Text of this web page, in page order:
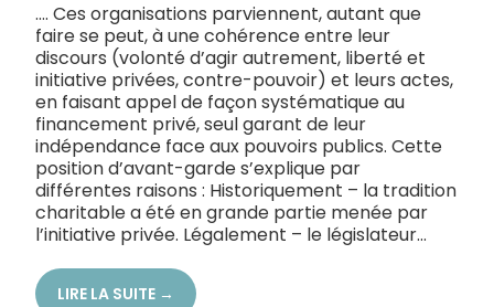
…. Ces organisations parviennent, autant que
faire se peut, à une cohérence entre leur
discours (volonté d’agir autrement, liberté et
initiative privées, contre-pouvoir) et leurs actes,
en faisant appel de façon systématique au
financement privé, seul garant de leur
indépendance face aux pouvoirs publics. Cette
position d’avant-garde s’explique par
différentes raisons : Historiquement – la tradition
charitable a été en grande partie menée par
l’initiative privée. Légalement – le législateur...
LIRE LA SUITE →